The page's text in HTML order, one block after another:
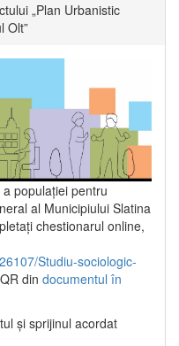
„Plan Urbanistic
Olt”
populaţiei pentru
al Municipiului Slatina
chestionarul online,
Studiu-sociologic-
din documentul în
şi sprijinul acordat